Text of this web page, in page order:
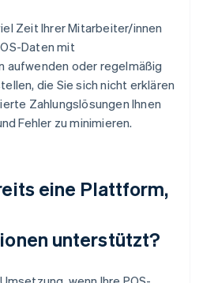
Zeit Ihrer Mitarbeiter/innen
Daten mit
aufwenden oder regelmäßig
die Sie sich nicht erklären
Zahlungslösungen Ihnen
Fehler zu minimieren.
eine Plattform,
unterstützt?